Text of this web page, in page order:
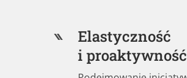
Elastyczność
i proaktywność